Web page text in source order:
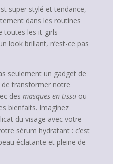
super stylé et tendance,
dans les routines
toutes les it-girls
look brillant, n’est-ce pas
seulement un gadget de
de transformer notre
des masques en tissuou
bienfaits. Imaginez
du visage avec votre
sérum hydratant : c’est
éclatante et pleine de